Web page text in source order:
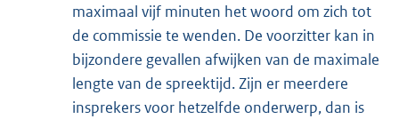
maximaal vijf minuten het woord om zich tot
de commissie te wenden. De voorzitter kan in
bijzondere gevallen afwijken van de maximale
lengte van de spreektijd. Zijn er meerdere
insprekers voor hetzelfde onderwerp, dan is